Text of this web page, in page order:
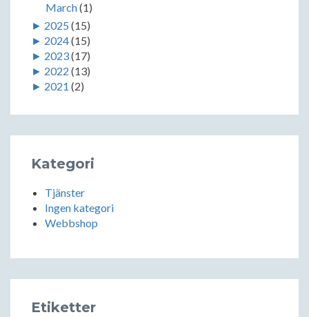
March(1)
► 2025 (15)
► 2024(15)
► 2023(17)
► 2022 (13)
► 2021 (2)
Kategori
Tjänster
Ingen kategori
Webbshop
Etiketter